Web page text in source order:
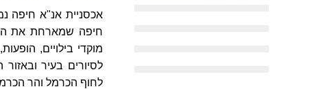
אכסניית אנ"א חיפה
חיפה שמארחת את
מוקדי בילויים,
לסיורים בעיר
לחוף הכרמל והר